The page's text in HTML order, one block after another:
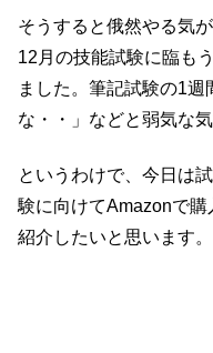
そうすると俄然やる気
12月の技能試験に臨も
ました。筆記試験の1
な・・」などと弱気な
というわけで、今日は
験に向けてAmazonで
紹介したいと思います。